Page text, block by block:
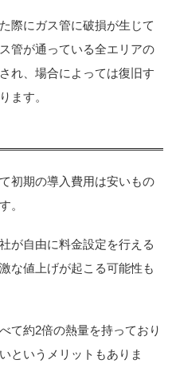
際にガス管に破損が生じて
管が通っている全エリアの
れ、場合によっては復旧す
ます。
初期の導入費用は安いもの
。
が自由に料金設定を行える
な値上げが起こる可能性も
て約2倍の熱量を持っており
というメリットもありま